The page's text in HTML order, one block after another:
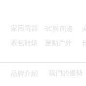
商品型號：
主要材質：聚酯纖維
商品重量(g)：220
產地名稱：中國大陸
家用電器 3C與周邊
衣包鞋錶
運動戶外
品牌介紹 我們的優勢